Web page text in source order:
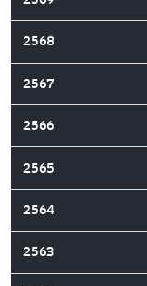
2568
2567
2566
2565
2564
2563